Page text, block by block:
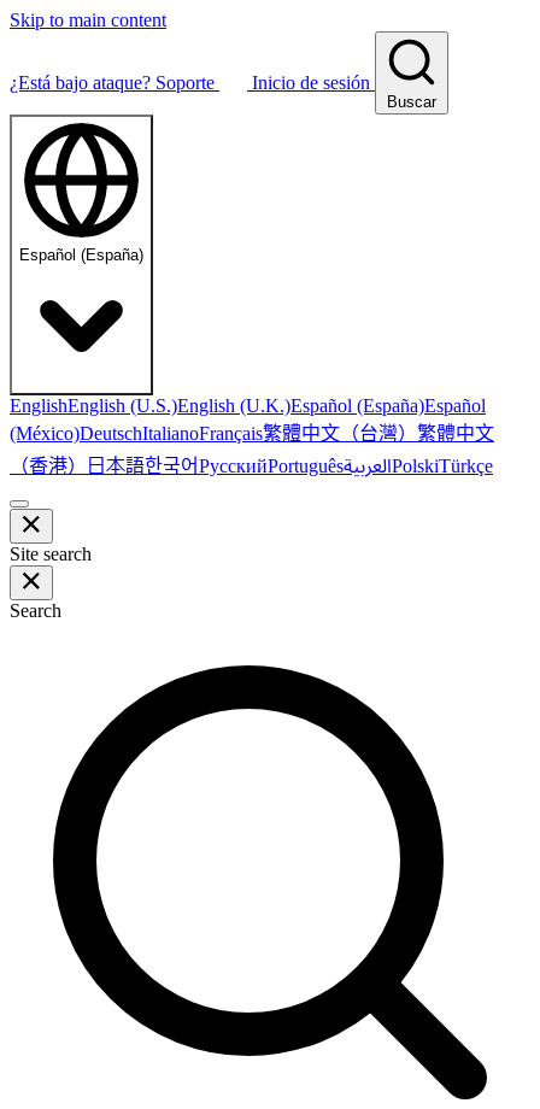
Skip to main content
¿Está bajo ataque? Soporte Inicio de sesión
Buscar
Español (España)
EnglishEnglish (U.S.)English (U.K.)Español (España)Español
(México)DeutschItalianoFrançais繁體中文（台灣） 繁體中文
（香港） 日本語한국어РусскийPortuguêsالعربيةPolskiTürkçe
Site search
Search